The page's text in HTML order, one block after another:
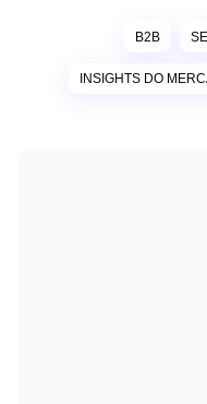
B2B
INSIGHTS DO